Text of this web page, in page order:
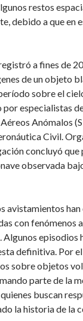
restos
debido a que en
a fines de
de un objeto
sobre el
especialistas
Anómalos
Civil.
concluyó
observada
avistamientos
con fenómenos
episodios
definitiva. Por
sobre objetos
parte de la
buscan
la historia de la